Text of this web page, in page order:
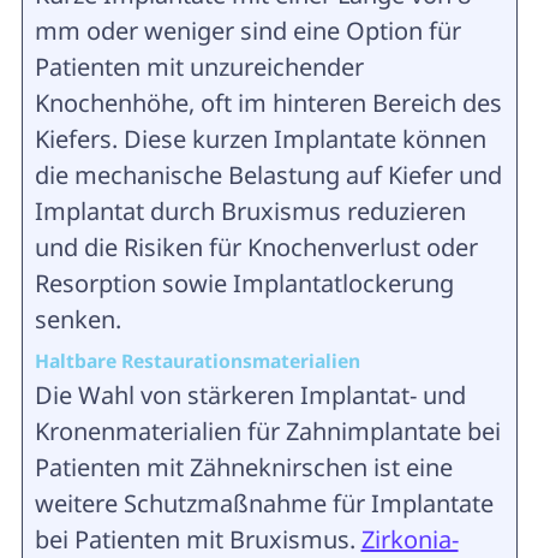
mm oder weniger sind eine Option für
Patienten mit unzureichender
Knochenhöhe, oft im hinteren Bereich des
Kiefers. Diese kurzen Implantate können
die mechanische Belastung auf Kiefer und
Implantat durch Bruxismus reduzieren
und die Risiken für Knochenverlust oder
Resorption sowie Implantatlockerung
senken.
Haltbare Restaurationsmaterialien
Die Wahl von stärkeren Implantat- und
Kronenmaterialien für Zahnimplantate bei
Patienten mit Zähneknirschen ist eine
weitere Schutzmaßnahme für Implantate
bei Patienten mit Bruxismus. Zirkonia-